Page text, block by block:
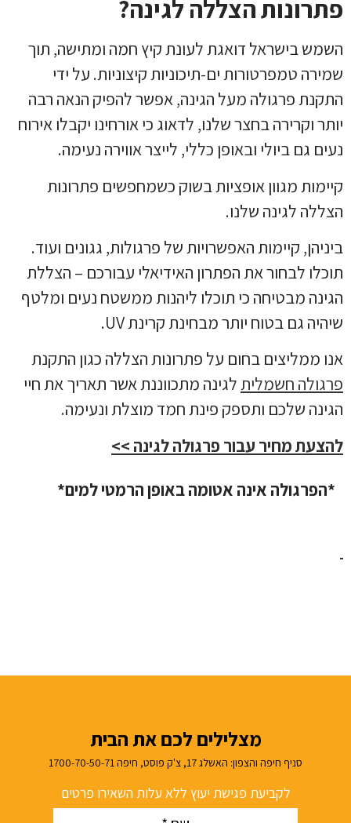
פתרונות הצללה לגינה?
השמש בישראל דואגת לעונת קיץ חמה ומתישה, תוך
שמירה טמפרטורות ים-תיכוניות קיצוניות. על ידי
התקנת פרגולה מעל הגינה, אפשר להפיק הנאה רבה
יותר וקרירה בחצר שלנו, לדאוג כי אורחינו יקבלו אירוח
נעים גם ביולי ובאופן כללי, לייצר אווירה נעימה.
קיימות מגוון אופציות בשוק כשמחפשים פתרונות
הצללה לגינה שלנו.
ביניהן, קיימות האפשרויות של פרגולות, גגונים ועוד.
תוכלו לבחור את הפתרון האידיאלי עבורכם – הצללת
הגינה מבטיחה כי תוכלו ליהנות ממשטח נעים ומלטף
שיהיה גם בטוח יותר מבחינת קרינת UV.
אנו ממליצים בחום על פתרונות הצללה כגון התקנת
פרגולה חשמליתלגינה מתכווננת אשר תאריך את חיי
הגינה שלכם ותספק פינת חמד מוצלת ונעימה.
להצעת מחיר עבור פרגולה לגינה >>
*הפרגולה אינה אטומה באופן הרמטי למים*
מצלילים לכם את הבית
סניף חיפה והצפון: האשלג 17, צ'ק פוסט, חיפה 1700-70-50-71
לקביעת פגישת יעוץ ללא עלות השאירו פרטים
Name